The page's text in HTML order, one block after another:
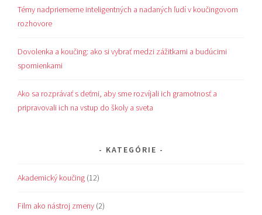
Témy nadpriemerne inteligentných a nadaných ľudí v koučingovom
rozhovore
Dovolenka a koučing: ako si vybrať medzi zážitkami a budúcimi
spomienkami
Ako sa rozprávať s deťmi, aby sme rozvíjali ich gramotnosť a
pripravovali ich na vstup do školy a sveta
KATEGÓRIE
Akademický koučing (12)
Film ako nástroj zmeny (2)